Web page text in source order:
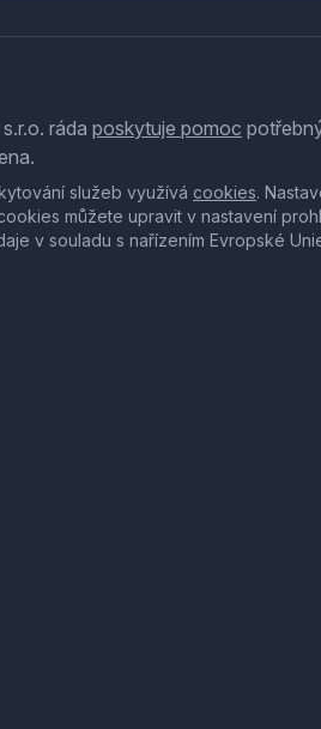
ráda poskytuje pomoc
služeb využívá cookies.
můžete upravit v nastavení
v souladu s nařízením Evropské